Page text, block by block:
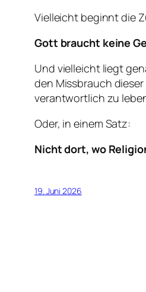
Vielleicht beginnt die
Gott braucht keine
Und vielleicht liegt
den Missbrauch
verantwortlich zu
Oder, in einem Satz:
Nicht dort, wo
19. Juni 2026